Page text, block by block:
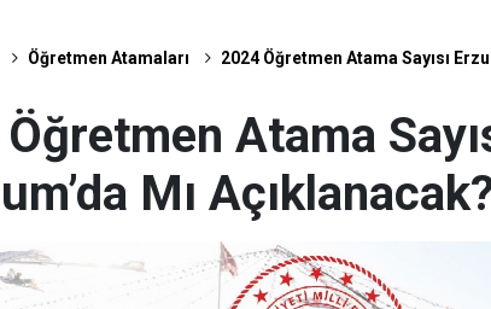
Öğretmen Atamaları 2024 Öğretmen Atama Sayısı
Atama
Mı